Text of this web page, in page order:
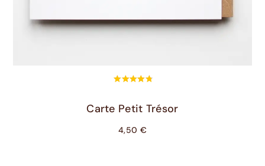
Carte Petit Trésor
4,50 €